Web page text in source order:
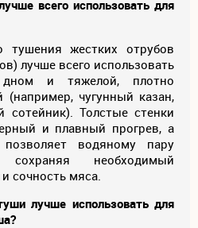
всего использовать для
жестких отрубов
лучше всего использовать
и тяжелой, плотно
чугунный казан,
сотейник). Толстые стенки
и плавный прогрев, а
водяному пару
необходимый
сочность мяса.
лучше использовать для